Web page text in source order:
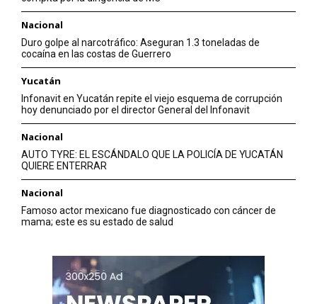
Nacional
Duro golpe al narcotráfico: Aseguran 1.3 toneladas de
cocaína en las costas de Guerrero
Yucatán
Infonavit en Yucatán repite el viejo esquema de corrupción
hoy denunciado por el director General del Infonavit
Nacional
AUTO TYRE: EL ESCÁNDALO QUE LA POLICÍA DE YUCATÁN
QUIERE ENTERRAR
Nacional
Famoso actor mexicano fue diagnosticado con cáncer de
mama; este es su estado de salud